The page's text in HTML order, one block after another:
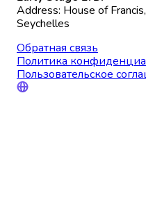
Address: House of
Seychelles
Обратная связь
Политика
Пользовательское